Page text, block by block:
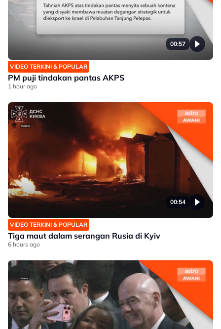
00:57
VIDEO TERKINI & POPULAR
PM puji tindakan pantas AKPS
1 hour ago
00:54
VIDEO TERKINI & POPULAR
Tiga maut dalam serangan Rusia di Kyiv
6 hours ago